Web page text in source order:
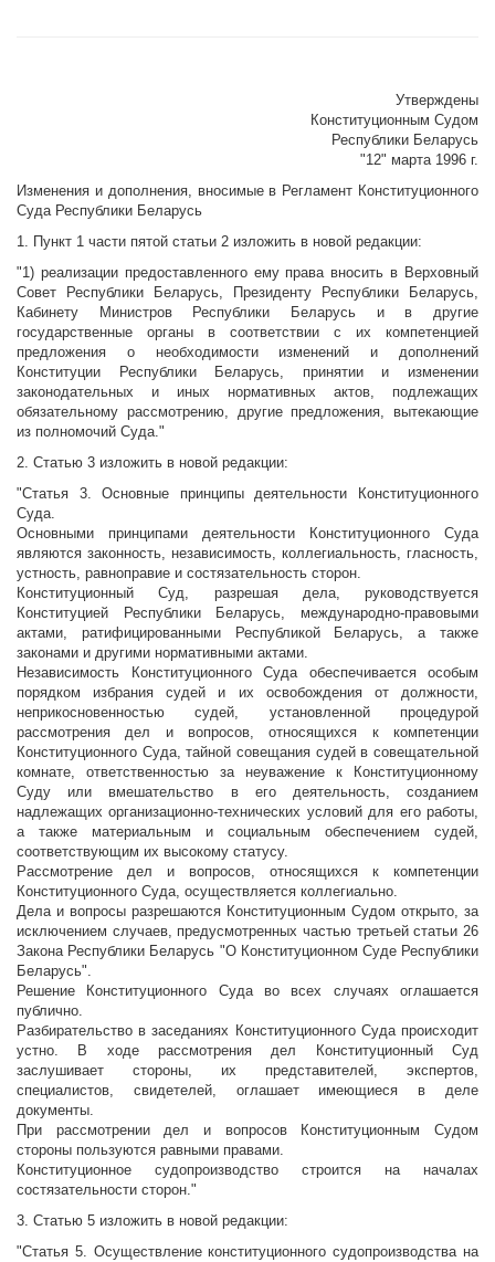
Утверждены
Конституционным Судом
Республики Беларусь
"12" марта 1996 г.
Изменения и дополнения, вносимые в Регламент Конституционного
Суда Республики Беларусь
1. Пункт 1 части пятой статьи 2 изложить в новой редакции:
"1) реализации предоставленного ему права вносить в Верховный
Совет Республики Беларусь, Президенту Республики Беларусь,
Кабинету Министров Республики Беларусь и в другие
государственные органы в соответствии с их компетенцией
предложения о необходимости изменений и дополнений
Конституции Республики Беларусь, принятии и изменении
законодательных и иных нормативных актов, подлежащих
обязательному рассмотрению, другие предложения, вытекающие
из полномочий Суда."
2. Статью 3 изложить в новой редакции:
"Статья 3. Основные принципы деятельности Конституционного
Суда.
Основными принципами деятельности Конституционного Суда
являются законность, независимость, коллегиальность, гласность,
устность, равноправие и состязательность сторон.
Конституционный Суд, разрешая дела, руководствуется
Конституцией Республики Беларусь, международно-правовыми
актами, ратифицированными Республикой Беларусь, а также
законами и другими нормативными актами.
Независимость Конституционного Суда обеспечивается особым
порядком избрания судей и их освобождения от должности,
неприкосновенностью судей, установленной процедурой
рассмотрения дел и вопросов, относящихся к компетенции
Конституционного Суда, тайной совещания судей в совещательной
комнате, ответственностью за неуважение к Конституционному
Суду или вмешательство в его деятельность, созданием
надлежащих организационно-технических условий для его работы,
а также материальным и социальным обеспечением судей,
соответствующим их высокому статусу.
Рассмотрение дел и вопросов, относящихся к компетенции
Конституционного Суда, осуществляется коллегиально.
Дела и вопросы разрешаются Конституционным Судом открыто, за
исключением случаев, предусмотренных частью третьей статьи 26
Закона Республики Беларусь "О Конституционном Суде Республики
Беларусь".
Решение Конституционного Суда во всех случаях оглашается
публично.
Разбирательство в заседаниях Конституционного Суда происходит
устно. В ходе рассмотрения дел Конституционный Суд
заслушивает стороны, их представителей, экспертов,
специалистов, свидетелей, оглашает имеющиеся в деле
документы.
При рассмотрении дел и вопросов Конституционным Судом
стороны пользуются равными правами.
Конституционное судопроизводство строится на началах
состязательности сторон."
3. Статью 5 изложить в новой редакции:
"Статья 5. Осуществление конституционного судопроизводства на